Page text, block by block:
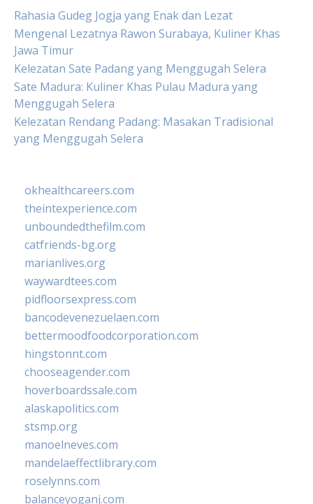
Rahasia Gudeg Jogja yang Enak dan Lezat
Mengenal Lezatnya Rawon Surabaya, Kuliner Khas
Jawa Timur
Kelezatan Sate Padang yang Menggugah Selera
Sate Madura: Kuliner Khas Pulau Madura yang
Menggugah Selera
Kelezatan Rendang Padang: Masakan Tradisional
yang Menggugah Selera
okhealthcareers.com
theintexperience.com
unboundedthefilm.com
catfriends-bg.org
marianlives.org
waywardtees.com
pidfloorsexpress.com
bancodevenezuelaen.com
bettermoodfoodcorporation.com
hingstonnt.com
chooseagender.com
hoverboardssale.com
alaskapolitics.com
stsmp.org
manoelneves.com
mandelaeffectlibrary.com
roselynns.com
balanceyoganj.com